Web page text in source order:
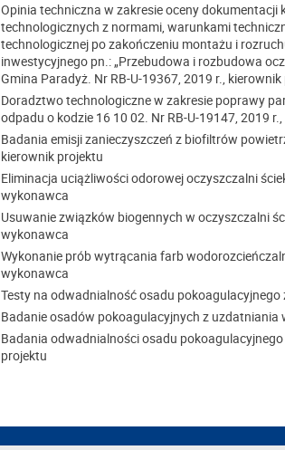
Opinia techniczna w zakresie oceny
technologicznych z normami, warunkami
technologicznej po zakończeniu montażu i
inwestycyjnego pn.: „Przebudowa i rozbudowa
Gmina Paradyż. Nr RB-U-19367, 2019 r.,
Doradztwo technologiczne w zakresie poprawy
odpadu o kodzie 16 10 02. Nr RB-U-19147, 2019
Badania emisji zanieczyszczeń z biofiltrów
kierownik projektu
Eliminacja uciążliwości odorowej oczyszczalni
wykonawca
Usuwanie związków biogennych w oczyszczalni
wykonawca
Wykonanie prób wytrącania farb
wykonawca
Testy na odwadnialność osadu
Badanie osadów pokoagulacyjnych z uzdatniania
Badania odwadnialności osadu
projektu